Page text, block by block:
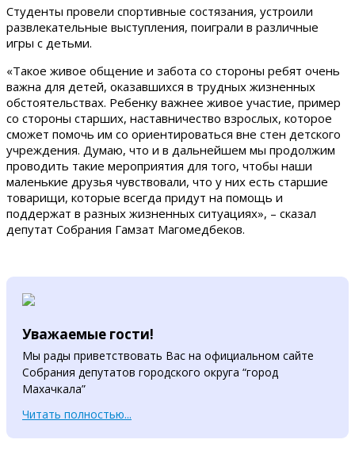
Студенты провели спортивные состязания, устроили
развлекательные выступления, поиграли в различные
игры с детьми.
«Такое живое общение и забота со стороны ребят очень
важна для детей, оказавшихся в трудных жизненных
обстоятельствах. Ребенку важнее живое участие, пример
со стороны старших, наставничество взрослых, которое
сможет помочь им со ориентироваться вне стен детского
учреждения. Думаю, что и в дальнейшем мы продолжим
проводить такие мероприятия для того, чтобы наши
маленькие друзья чувствовали, что у них есть старшие
товарищи, которые всегда придут на помощь и
поддержат в разных жизненных ситуациях», – сказал
депутат Собрания Гамзат Магомедбеков.
Уважаемые гости!
Мы рады приветствовать Вас на официальном сайте
Собрания депутатов городского округа “город
Махачкала”
Читать полностью...